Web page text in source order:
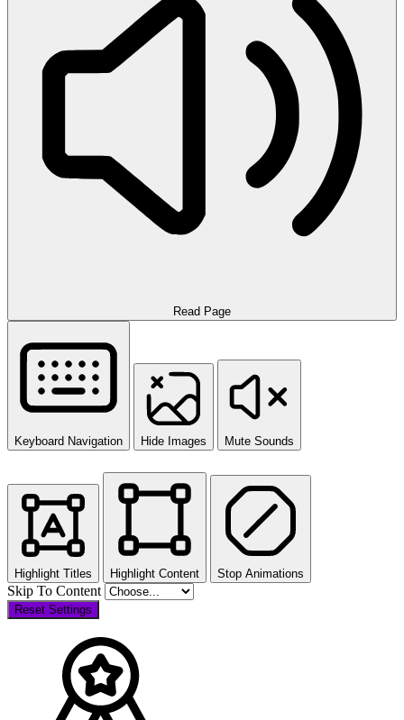
Read Page
Keyboard Navigation Hide Images Mute Sounds
Highlight Titles Highlight Content Stop Animations
Skip To Content
Reset Settings